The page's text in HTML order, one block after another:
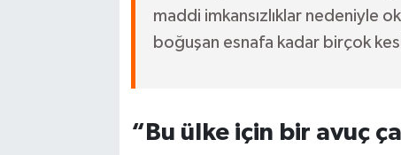
maddi imkansızlıklar nedeniyle
boğuşan esnafa kadar birçok
“Bu ülke için bir avuç